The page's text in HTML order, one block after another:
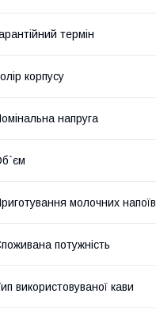
термін
корпусу
напруга
молочних напоїв
потужність
використовуваної кави